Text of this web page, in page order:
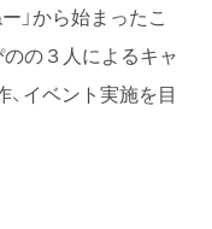
」から始まったこ
のの３人によるキャ
イベント実施を目